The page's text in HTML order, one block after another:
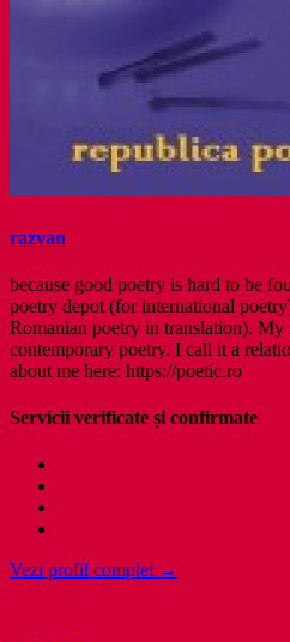
razvan
because good poetry is hard to be
poetry depot (for international
Romanian poetry in translation). My
contemporary poetry. I call it a
about me here: https://poetic.ro
Servicii verificate și confirmate
Vezi profil complet →